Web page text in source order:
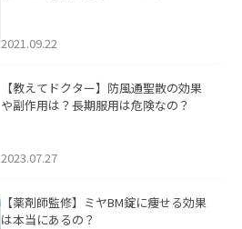
2021.09.22
【教えてドクター】防風通聖散の効果
や副作用は？長期服用は危険なの？
2023.07.27
【薬剤師監修】ミヤBM錠に痩せる効果
は本当にあるの？